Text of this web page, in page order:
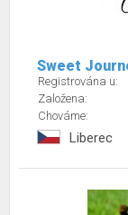
Sweet
Registrována u:
Založena:
Chováme:
Liberec